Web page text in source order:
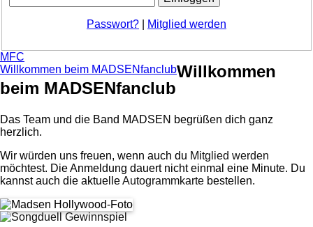
Passwort? Mitglied werden
MFC
Willkommen beim MADSENfanclubWillkommen
beim MADSENfanclub
Das Team und die Band MADSEN begrüßen dich ganz
herzlich.
Wir würden uns freuen, wenn auch du Mitglied werden
möchtest. Die Anmeldung dauert nicht einmal eine Minute. Du
kannst auch die aktuelleAutogrammkarte bestellen.